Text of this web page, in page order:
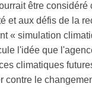
être considéré
et aux défis de la
« simulation
l'idée que
climatiques
contre le